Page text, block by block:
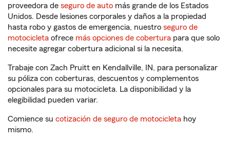
proveedora de seguro de auto más grande de los Estados
Unidos. Desde lesiones corporales y daños a la propiedad
hasta robo y gastos de emergencia, nuestro seguro de
motocicleta ofrece más opciones de cobertura para que solo
necesite agregar cobertura adicional si la necesita.
Trabaje con Zach Pruitt en Kendallville, IN, para personalizar
su póliza con coberturas, descuentos y complementos
opcionales para su motocicleta. La disponibilidad y la
elegibilidad pueden variar.
Comience su cotización de seguro de motocicleta hoy
mismo.